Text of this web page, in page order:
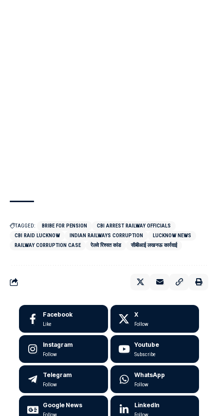
TAGGED: BRIBE FOR PENSION
CBI ARREST RAILWAY OFFICIALS
CBI RAID LUCKNOW
INDIAN RAILWAYS CORRUPTION
LUCKNOW NEWS
RAILWAY CORRUPTION CASE
रेलवे रिश्वत कांड सीबीआई लखनऊ कार्रवाई
Facebook
Like
X
Follow
Instagram
Follow
Youtube
Subscribe
Telegram
Follow
WhatsApp
Follow
Google News LinkedIn